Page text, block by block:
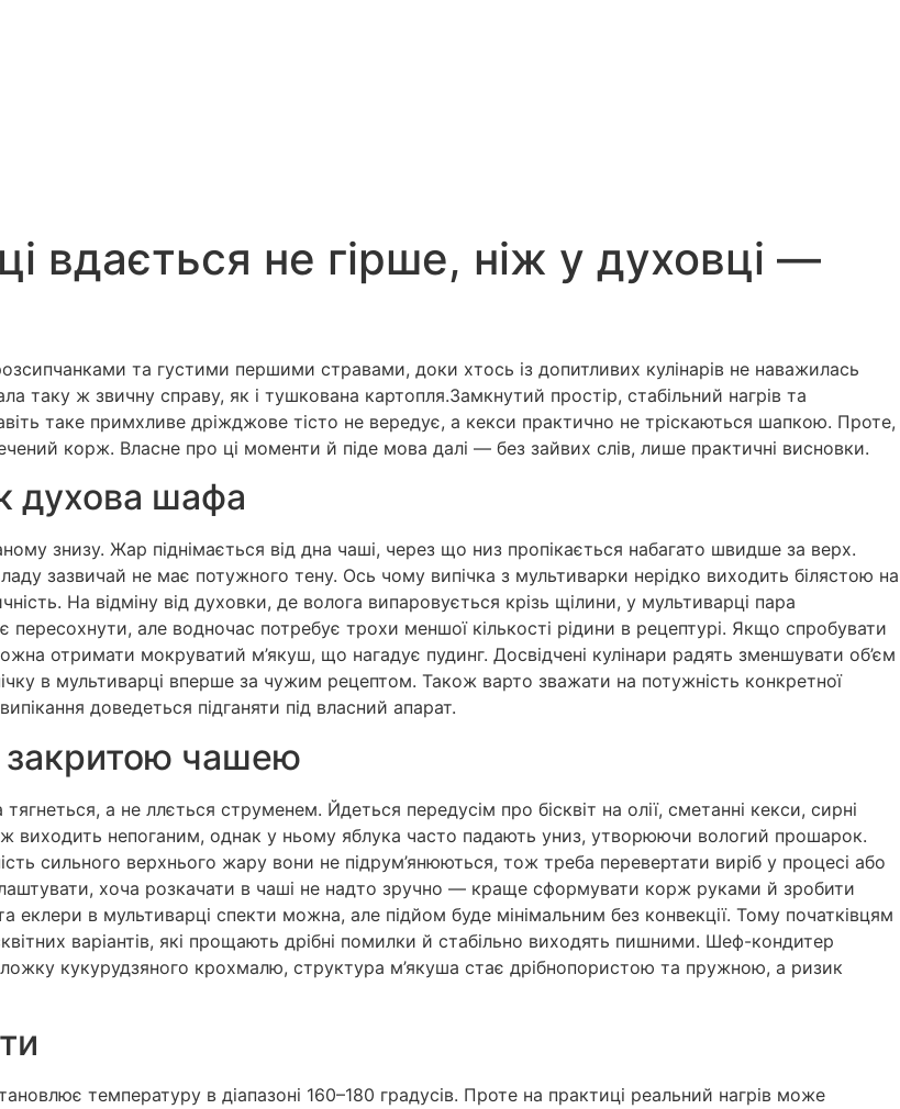
вдається не гірше, ніж у духовці —
та густими першими стравами, доки хтось із допитливих кулінарів не наважилась
таку ж звичну справу, як і тушкована картопля.Замкнутий простір, стабільний нагрів та
таке примхливе дріжджове тісто не вередує, а кекси практично не тріскаються шапкою. Проте,
корж. Власне про ці моменти й піде мова далі — без зайвих слів, лише практичні висновки.
духова шафа
знизу. Жар піднімається від дна чаші, через що низ пропікається набагато швидше за верх.
зазвичай не має потужного тену. Ось чому випічка з мультиварки нерідко виходить білястою на
На відміну від духовки, де волога випаровується крізь щілини, у мультиварці пара
але водночас потребує трохи меншої кількості рідини в рецептурі. Якщо спробувати
отримати мокруватий м’якуш, що нагадує пудинг. Досвідчені кулінари радять зменшувати об’єм
в мультиварці вперше за чужим рецептом. Також варто зважати на потужність конкретної
доведеться підганяти під власний апарат.
закритою чашею
а не ллється струменем. Йдеться передусім про бісквіт на олії, сметанні кекси, сирні
виходить непоганим, однак у ньому яблука часто падають униз, утворюючи вологий прошарок.
сильного верхнього жару вони не підрум’янюються, тож треба перевертати виріб у процесі або
хоча розкачати в чаші не надто зручно — краще сформувати корж руками й зробити
еклери в мультиварці спекти можна, але підйом буде мінімальним без конвекції. Тому початківцям
варіантів, які прощають дрібні помилки й стабільно виходять пишними. Шеф-кондитер
ложку кукурудзяного крохмалю, структура м’якуша стає дрібнопористою та пружною, а ризик
температуру в діапазоні 160–180 градусів. Проте на практиці реальний нагрів може